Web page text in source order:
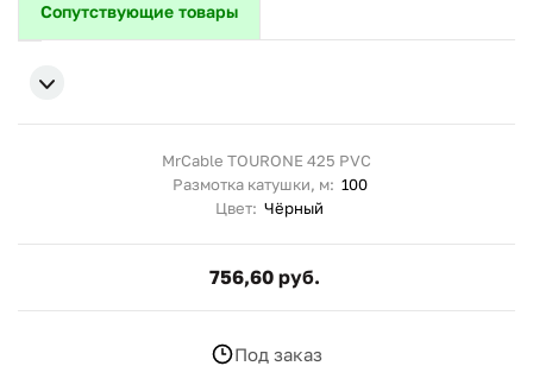
Сопутствующие товары
MrCable TOURONE 425 PVC
Размотка катушки, м: 100
Цвет: Чёрный
756,60 руб.
Под заказ